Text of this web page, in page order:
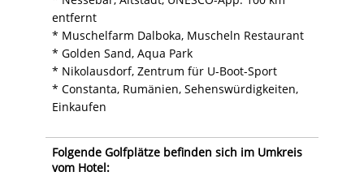
entfernt
* Muschelfarm Dalboka, Muscheln Restaurant
* Golden Sand, Aqua Park
* Nikolausdorf, Zentrum für U-Boot-Sport
* Constanta, Rumänien, Sehenswürdigkeiten,
Einkaufen
Folgende Golfplätze befinden sich im Umkreis
vom Hotel: